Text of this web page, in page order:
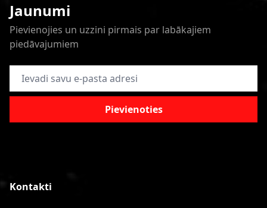
Jaunumi
Pievienojies un uzzini pirmais par labākajiem
piedāvajumiem
E-pasta adrese
Pievienoties
Kontakti